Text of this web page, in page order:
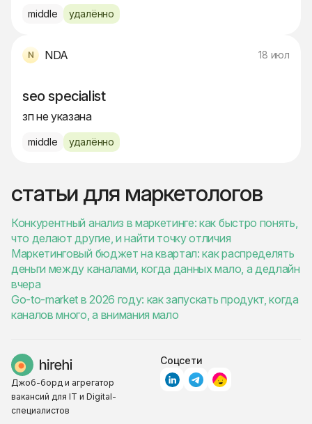
middle удалённо
NDA 18 июл
seo specialist
зп не указана
middle удалённо
статьи для маркетологов
Конкурентный анализ в маркетинге: как быстро понять,
что делают другие, и найти точку отличия
Маркетинговый бюджет на квартал: как распределять
деньги между каналами, когда данных мало, а дедлайн
вчера
Go-to-market в 2026 году: как запускать продукт, когда
каналов много, а внимания мало
Джоб-борд и агрегатор
вакансий для IT и Digital-
специалистов
Соцсети